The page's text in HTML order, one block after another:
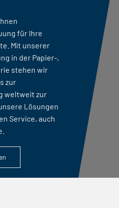
für Ihre
Mit unserer
in der Papier-,
stehen wir
zur
weltweit zur
Lösungen
Service, auch